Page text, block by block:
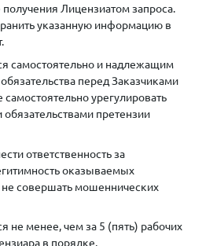
Лицензиатом запроса.
указанную информацию в
самостоятельно и надлежащим
перед Заказчиками
урегулировать
претензии
ответственность за
оказываемых
не совершать мошеннических
не менее, чем за 5 (пять) рабочих
в порядке,